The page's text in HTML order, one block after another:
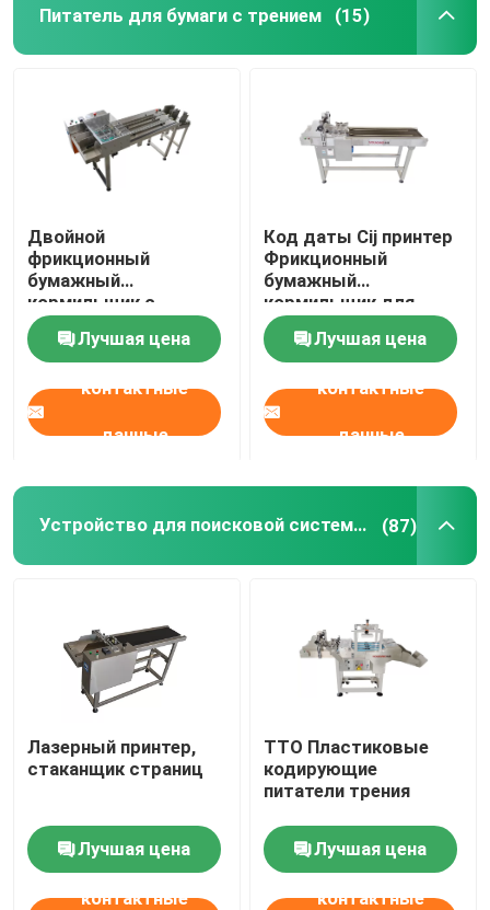
Питатель для бумаги с трением (15)
Двойной
фрикционный
бумажный
кормильщик с
простой
принимающей частью
Лучшая цена
контактные
данные
Код даты Cij принтер
Фрикционный
бумажный
кормильщик для
пластиковых пакетов
Лучшая цена
контактные
данные
Устройство для поисковой системы (87)
Лазерный принтер,
стаканщик страниц
Лучшая цена
контактные
TTO Пластиковые
кодирующие
питатели трения
Лучшая цена
контактные